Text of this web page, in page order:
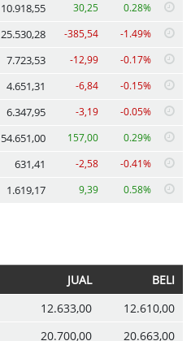
10.918,55 30,25 0.28%
25.530,28 -385,54 -1.49%
7.723,53 -12,99 -0.17%
4.651,31 -6,84 -0.15%
6.347,95 -3,19 -0.05%
54.651,00 157,00 0.29%
631,41 -2,58 -0.41%
1.619,17 9,39 0.58%
JUAL
BELI
12.633,00
12.610,00
20.700,00
20.663,00